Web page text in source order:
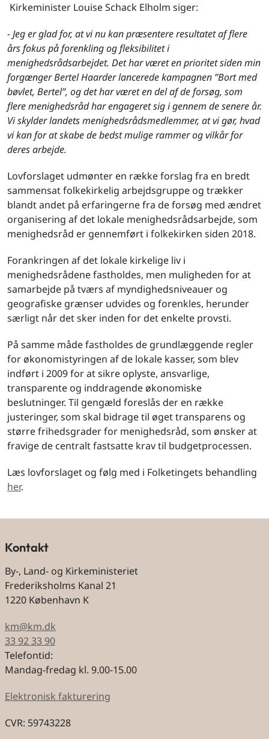
Kirkeminister Louise Schack Elholm siger:
- Jeg er glad for, at vi nu kan præsentere resultatet af flere
års fokus på forenkling og fleksibilitet i
menighedsrådsarbejdet. Det har været en prioritet siden min
forgænger Bertel Haarder lancerede kampagnen ”Bort med
bøvlet, Bertel”, og det har været en del af de forsøg, som
flere menighedsråd har engageret sig i gennem de senere år.
Vi skylder landets menighedsrådsmedlemmer, at vi gør, hvad
vi kan for at skabe de bedst mulige rammer og vilkår for
deres arbejde.
Lovforslaget udmønter en række forslag fra en bredt
sammensat folkekirkelig arbejdsgruppe og trækker
blandt andet på erfaringerne fra de forsøg med ændret
organisering af det lokale menighedsrådsarbejde, som
menighedsråd er gennemført i folkekirken siden 2018.
Forankringen af det lokale kirkelige liv i
menighedsrådene fastholdes, men muligheden for at
samarbejde på tværs af myndighedsniveauer og
geografiske grænser udvides og forenkles, herunder
særligt når det sker inden for det enkelte provsti.
På samme måde fastholdes de grundlæggende regler
for økonomistyringen af de lokale kasser, som blev
indført i 2009 for at sikre oplyste, ansvarlige,
transparente og inddragende økonomiske
beslutninger. Til gengæld foreslås der en række
justeringer, som skal bidrage til øget transparens og
større frihedsgrader for menighedsråd, som ønsker at
fravige de centralt fastsatte krav til budgetprocessen.
Læs lovforslaget og følg med i Folketingets behandling
her.
Kontakt
By-, Land- og Kirkeministeriet
Frederiksholms Kanal 21
1220 København K
km@km.dk
33 92 33 90
Telefontid:
Mandag-fredag kl. 9.00-15.00
Elektronisk fakturering
CVR: 59743228